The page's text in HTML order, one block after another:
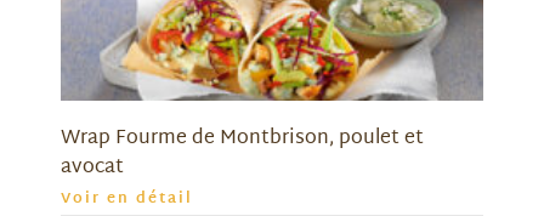
Wrap Fourme de Montbrison, poulet et
avocat
Voir en détail